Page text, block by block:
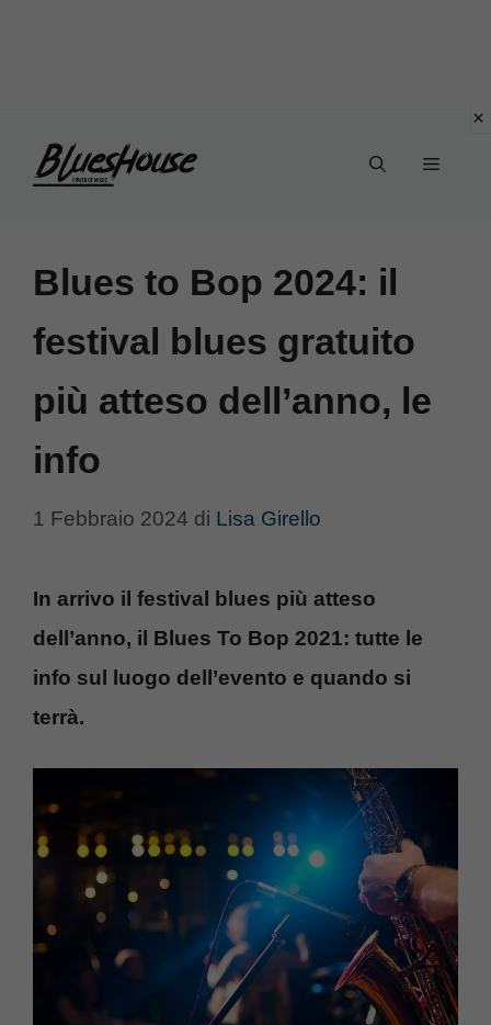
Menu
Blues to Bop 2024: il
festival blues gratuito
più atteso dell’anno, le
info
1 Febbraio 2024 di Lisa Girello
In arrivo il festival blues più atteso
dell’anno, il Blues To Bop 2021: tutte le
info sul luogo dell’evento e quando si
terrà.